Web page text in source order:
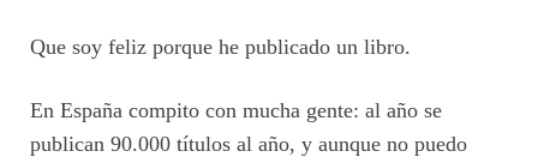
Que soy feliz porque he publicado un libro.
En España compito con mucha gente: al año se
publican 90.000 títulos al año, y aunque no puedo